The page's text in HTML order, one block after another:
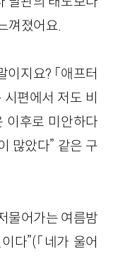
껴졌어요.
지요? 「애프터
시편에서 저도 비
이후로 미안하다
많았다” 같은 구
물어가는 여름밤
다”(「네가 울어